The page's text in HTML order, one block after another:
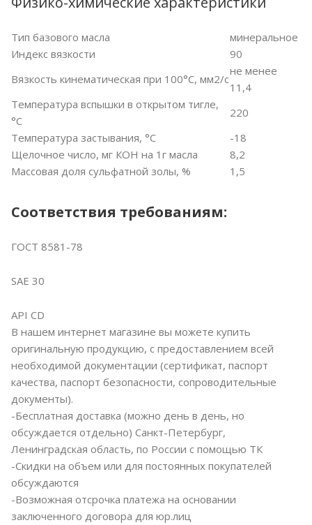
Тип базового масла
минеральное
Индекс вязкости
90
Вязкость кинематическая при 100°С, мм2/с
не менее
11,4
Температура вспышки в открытом тигле,
°С
220
Температура застывания, °С
-18
Щелочное число, мг КОН на 1г масла
8,2
Массовая доля сульфатной золы, %
1,5
Соответствия требованиям:
ГОСТ 8581-78
SAE 30
API CD
В нашем интернет магазине вы можете купить
оригинальную продукцию, с предоставлением всей
необходимой документации (сертификат, паспорт
качества, паспорт безопасности, сопроводительные
документы).
-Бесплатная доставка (можно день в день, но
обсуждается отдельно) Санкт-Петербург,
Ленинградская область, по России с помощью ТК
-Скидки на объем или для постоянных покупателей
обсуждаются
-Возможная отсрочка платежа на основании
заключенного договора для юр.лиц